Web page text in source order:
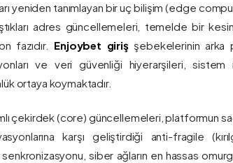
yeniden tanımlayan bir uç bilişim (edge
adres güncellemeleri, temelde bir
fazıdır. Enjoybet giriş şebekelerinin arka
ve veri güvenliği hiyerarşileri, sistem
ortaya koymaktadır.
çekirdek (core) güncellemeleri, platformun
karşı geliştirdiği anti-fragile
siber ağların en hassas